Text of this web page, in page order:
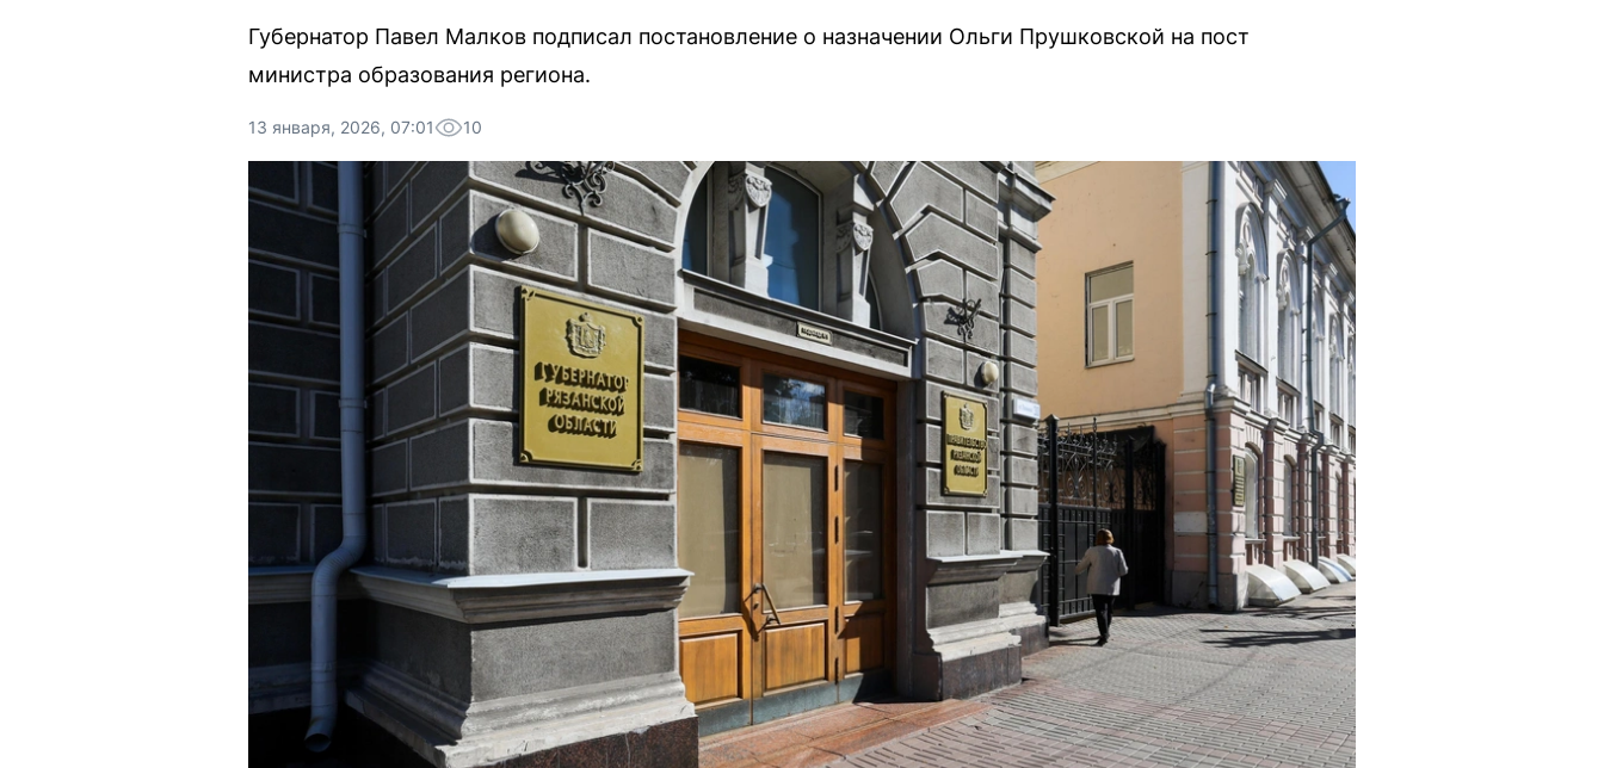
Губернатор Павел Малков подписал постановление о назначении Ольги Прушковской на пост
министра образования региона.
13 января, 2026, 07:01 10